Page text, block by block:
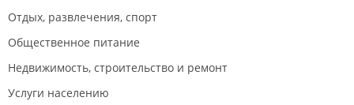
Отдых, развлечения, спорт
Общественное питание
Недвижимость, строительство и ремонт
Услуги населению